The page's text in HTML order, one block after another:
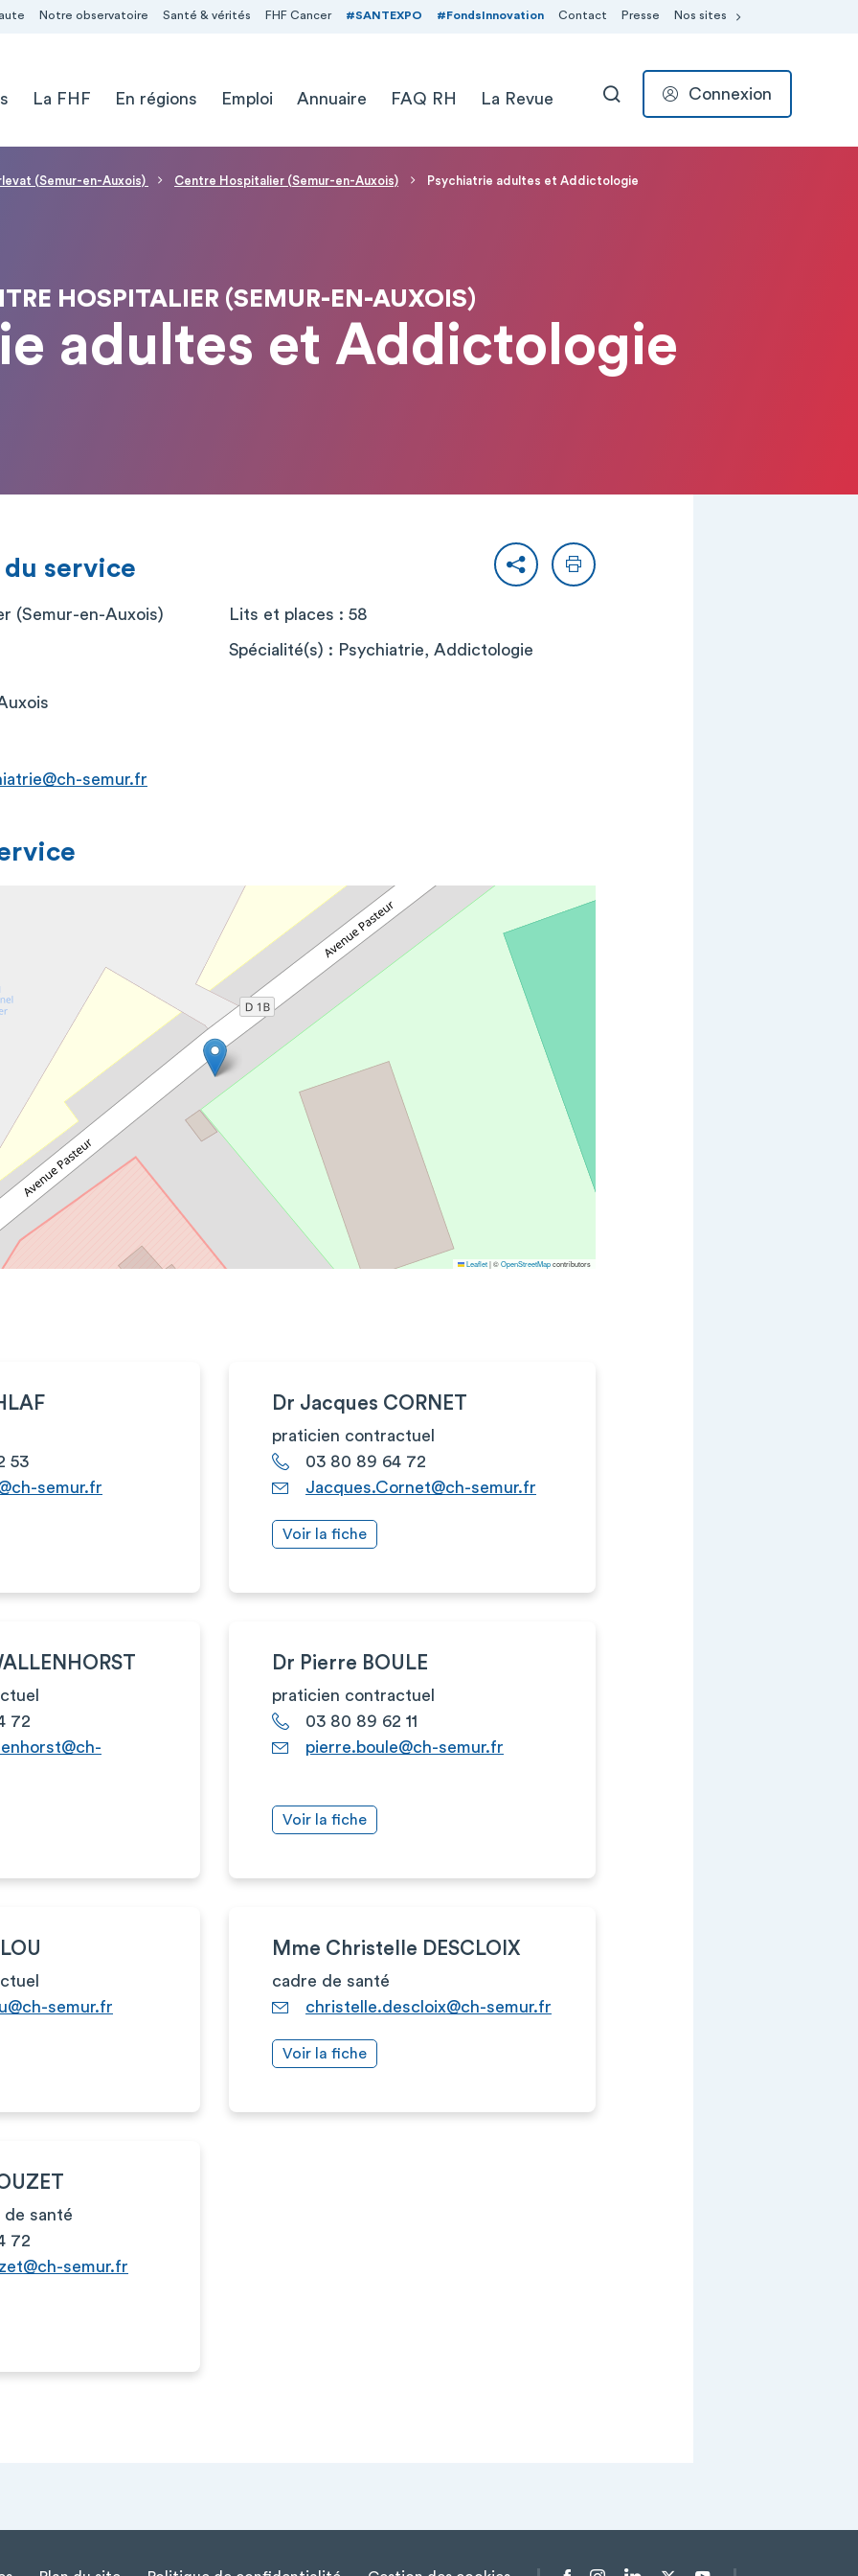
Notre observatoire Santé & vérités FHF Cancer #SANTEXPO #FondsInnovation Contact Presse Nos sites
La FHF En régions Emploi Annuaire FAQ RH La Revue RECHERCHER
Connexion
(Semur-en-Auxois) Centre Hospitalier (Semur-en-Auxois) Psychiatrie adultes et Addictologie
HOSPITALIER (SEMUR-EN-AUXOIS)
adultes et Addictologie
PartagerImprimer
service
(Semur-en-Auxois)
semur.fr
Lits et places : 58
Spécialité(s) : Psychiatrie, Addictologie
Leaflet|©OpenStreetMapcontributors
53
semur.fr
Dr Jacques CORNET
praticien contractuel
03 80 89 64 72
Jacques.Cornet@ch-semur.fr
Voir la fiche
72
Dr Pierre BOULE
praticien contractuel
03 80 89 62 11
pierre.boule@ch-semur.fr
Voir la fiche
semur.fr
Mme Christelle DESCLOIX
cadre de santé
christelle.descloix@ch-semur.fr
Voir la fiche
santé
72
semur.fr